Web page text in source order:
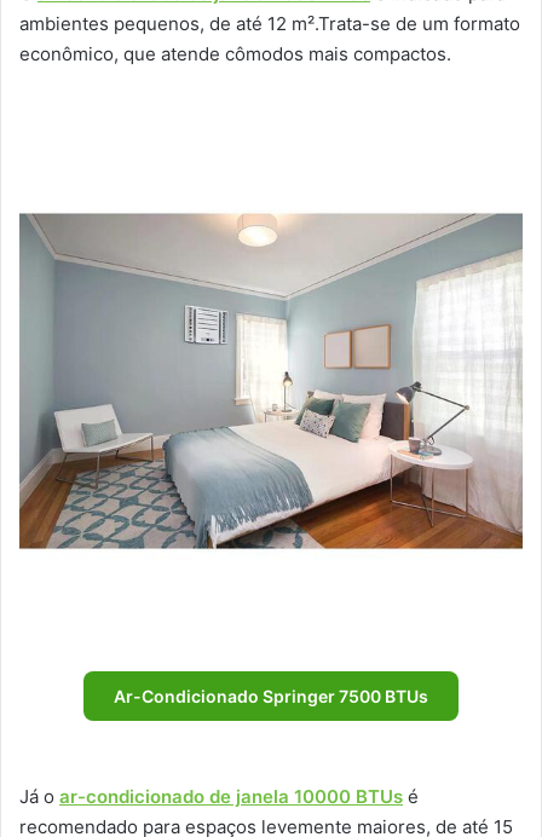
ambientes pequenos, de até 12 m².Trata-se de um formato
econômico, que atende cômodos mais compactos.
Ar-Condicionado Springer 7500 BTUs
Já o ar-condicionado de janela 10000 BTUs é
recomendado para espaços levemente maiores, de até 15